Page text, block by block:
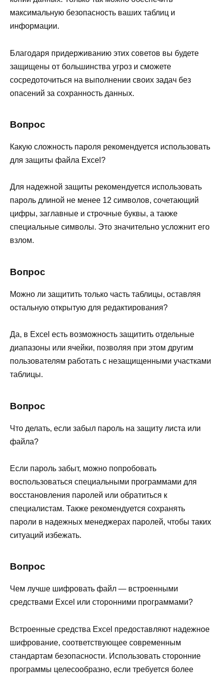
максимальную безопасность ваших таблиц и
информации.
Благодаря придерживанию этих советов вы будете
защищены от большинства угроз и сможете
сосредоточиться на выполнении своих задач без
опасений за сохранность данных.
Вопрос
Какую сложность пароля рекомендуется использовать
для защиты файла Excel?
Для надежной защиты рекомендуется использовать
пароль длиной не менее 12 символов, сочетающий
цифры, заглавные и строчные буквы, а также
специальные символы. Это значительно усложнит его
взлом.
Вопрос
Можно ли защитить только часть таблицы, оставляя
остальную открытую для редактирования?
Да, в Excel есть возможность защитить отдельные
диапазоны или ячейки, позволяя при этом другим
пользователям работать с незащищенными участками
таблицы.
Вопрос
Что делать, если забыл пароль на защиту листа или
файла?
Если пароль забыт, можно попробовать
воспользоваться специальными программами для
восстановления паролей или обратиться к
специалистам. Также рекомендуется сохранять
пароли в надежных менеджерах паролей, чтобы таких
ситуаций избежать.
Вопрос
Чем лучше шифровать файл — встроенными
средствами Excel или сторонними программами?
Встроенные средства Excel предоставляют надежное
шифрование, соответствующее современным
стандартам безопасности. Использовать сторонние
программы целесообразно, если требуется более